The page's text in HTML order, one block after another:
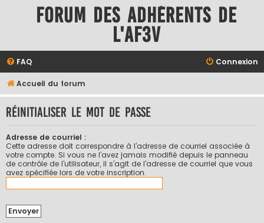
Forum des adhérents de
l'AF3V
FAQ Connexion
Accueil du forum
Réinitialiser le mot de passe
Adresse de courriel :
Cette adresse doit correspondre à l’adresse de courriel associée à
votre compte. Si vous ne l’avez jamais modifié depuis le panneau
de contrôle de l’utilisateur, il s’agit de l’adresse de courriel que vous
avez spécifiée lors de votre inscription.